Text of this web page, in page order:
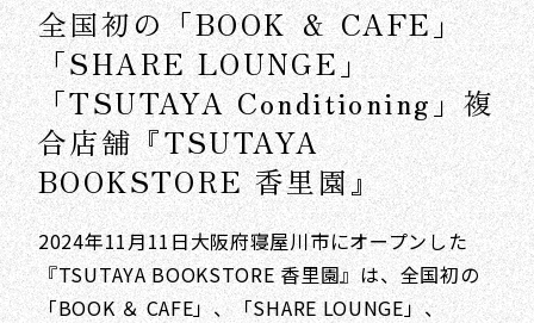
全国初の「BOOK ＆ CAFE」
「SHARE LOUNGE」
「TSUTAYA Conditioning」複
合店舗『TSUTAYA
BOOKSTORE 香里園』
2024年11月11日大阪府寝屋川市にオープンした
『TSUTAYA BOOKSTORE 香里園』は、全国初の
「BOOK ＆ CAFE」、「SHARE LOUNGE」、